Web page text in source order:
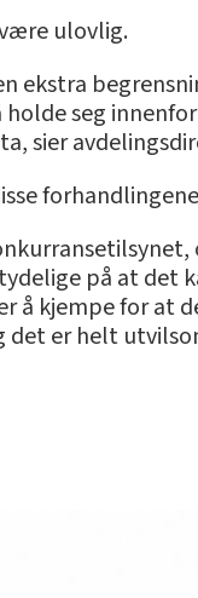
ulovlig.
ekstra
seg
sier
på at det
å kjempe for at
det er helt